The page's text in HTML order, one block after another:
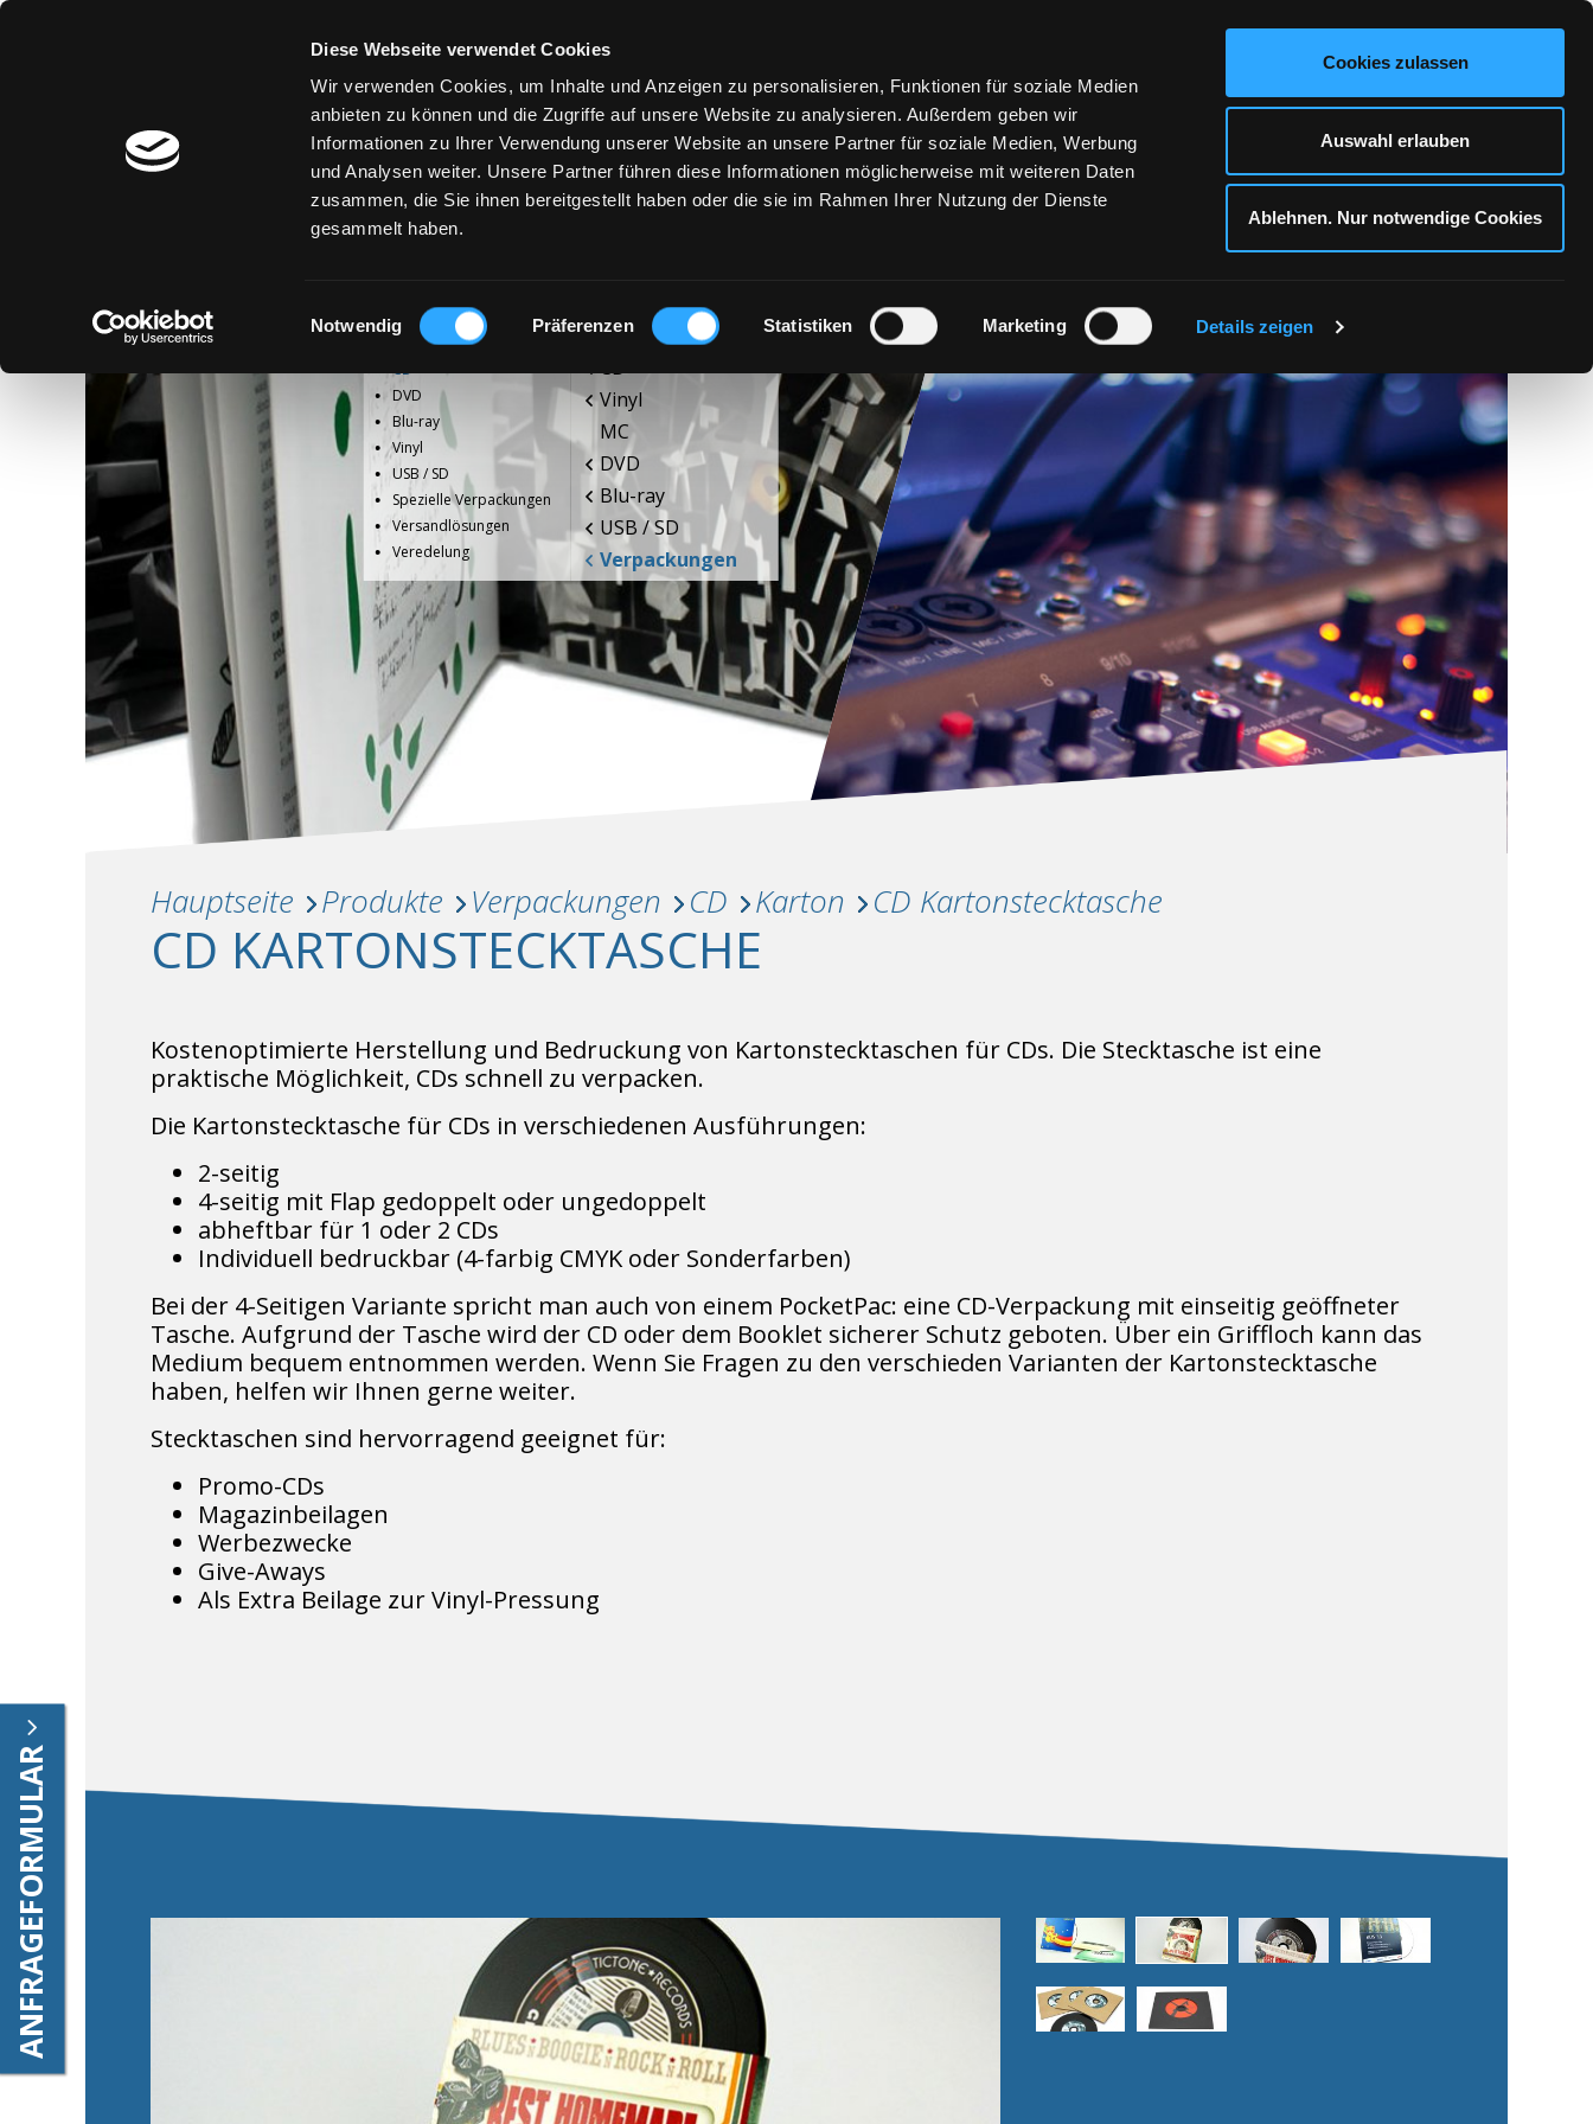
Diese Webseite verwendet Cookies
Wir verwenden Cookies, um Inhalte und Anzeigen zu personalisieren, Funktionen für soziale Medien
anbieten zu können und die Zugriffe auf unsere Website zu analysieren. Außerdem geben wir
Informationen zu Ihrer Verwendung unserer Website an unsere Partner für soziale Medien, Werbung
und Analysen weiter. Unsere Partner führen diese Informationen möglicherweise mit weiteren Daten
zusammen, die Sie ihnen bereitgestellt haben oder die sie im Rahmen Ihrer Nutzung der Dienste
gesammelt haben.
Einwilligungsauswahl
Notwendig Präferenzen Statistiken Marketing Details zeigen
Cookies zulassen
Auswahl erlauben
Ablehnen. Nur notwendige Cookies
KONTAKT
ANFRAGEFORMULAR
PRODUKTE
CD
Vinyl
MC
DVD
Blu-ray
USB / SD
Verpackungen
CD
DVD
Blu-ray
Vinyl
USB / SD
Spezielle Verpackungen
Versandlösungen
Veredelung
SERVICE
Hauptseite Produkte Verpackungen CD Karton CD Kartonstecktasche
CD KARTONSTECKTASCHE
Kostenoptimierte Herstellung und Bedruckung von Kartonstecktaschen für CDs. Die Stecktasche ist eine
praktische Möglichkeit, CDs schnell zu verpacken.
Die Kartonstecktasche für CDs in verschiedenen Ausführungen:
2-seitig
4-seitig mit Flap gedoppelt oder ungedoppelt
abheftbar für 1 oder 2 CDs
Individuell bedruckbar (4-farbig CMYK oder Sonderfarben)
Bei der 4-Seitigen Variante spricht man auch von einem PocketPac: eine CD-Verpackung mit einseitig geöffneter
Tasche. Aufgrund der Tasche wird der CD oder dem Booklet sicherer Schutz geboten. Über ein Griffloch kann das
Medium bequem entnommen werden. Wenn Sie Fragen zu den verschieden Varianten der Kartonstecktasche
haben, helfen wir Ihnen gerne weiter.
Stecktaschen sind hervorragend geeignet für:
Promo-CDs
Magazinbeilagen
Werbezwecke
Give-Aways
Als Extra Beilage zur Vinyl-Pressung